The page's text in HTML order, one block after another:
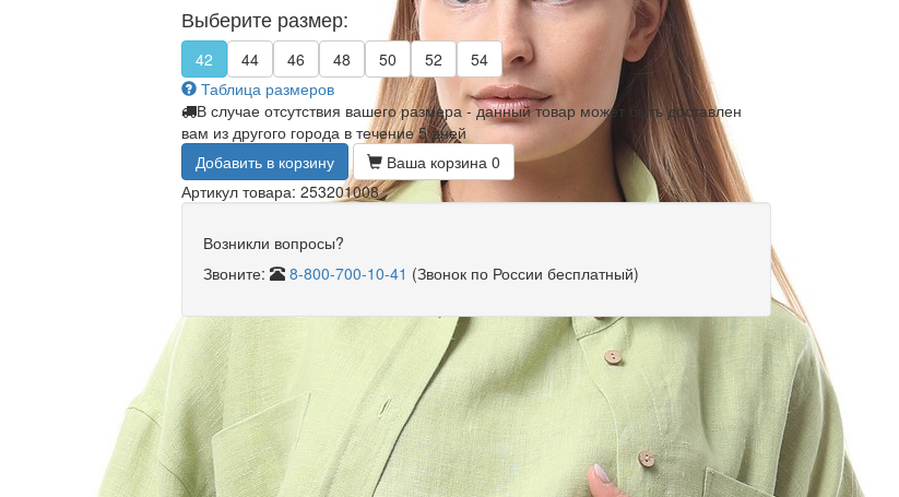
Выберите размер:
42 44 46 48 50 52
54
Таблица размеров
В случае отсутствия вашего размера - данный товар может быть доставлен
вам из другого города в течение 5 дней
Добавить в корзину
Ваша корзина 0
Артикул товара: 253201008
Возникли вопросы?
Звоните:
8-800-700-10-41 (Звонок по России бесплатный)